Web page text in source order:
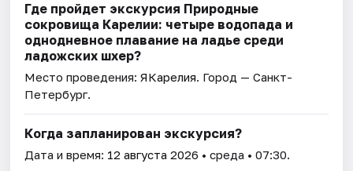
Где пройдет экскурсия Природные
сокровища Карелии: четыре водопада и
однодневное плавание на ладье среди
ладожских шхер?
Место проведения:ЯКарелия. Город — Санкт-
Петербург.
Когда запланирован экскурсия?
Дата и время: 12 августа 2026 • среда • 07:30.